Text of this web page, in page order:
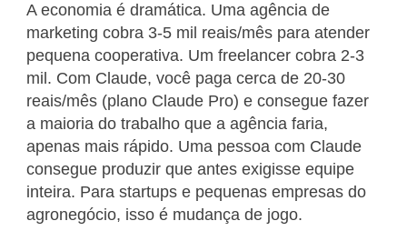
A economia é dramática. Uma agência de
marketing cobra 3-5 mil reais/mês para atender
pequena cooperativa. Um freelancer cobra 2-3
mil. Com Claude, você paga cerca de 20-30
reais/mês (plano Claude Pro) e consegue fazer
a maioria do trabalho que a agência faria,
apenas mais rápido. Uma pessoa com Claude
consegue produzir que antes exigisse equipe
inteira. Para startups e pequenas empresas do
agronegócio, isso é mudança de jogo.